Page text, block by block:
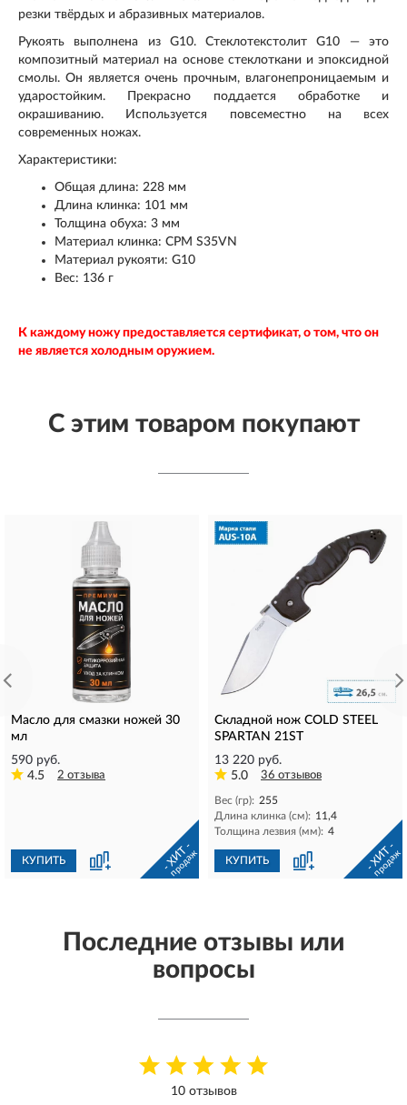
резки твёрдых и абразивных материалов.
Рукоять выполнена из G10. Стеклотекстолит G10 — это
композитный материал на основе стеклоткани и эпоксидной
смолы. Он является очень прочным, влагонепроницаемым и
ударостойким. Прекрасно поддается обработке и
окрашиванию. Используется повсеместно на всех
современных ножах.
Характеристики:
Общая длина: 228 мм
Длина клинка: 101 мм
Толщина обуха: 3 мм
Материал клинка: CPM S35VN
Материал рукояти: G10
Вес: 136 г
К каждому ножу предоставляется сертификат, о том, что он
не является холодным оружием.
С этим товаром покупают
Масло для смазки ножей 30
мл
590 руб.
4.5
2 отзыва
КУПИТЬ - ХИТ -
продаж
Складной нож COLD STEEL
SPARTAN 21ST
13 220 руб.
5.0
36 отзывов
Вес (гр): 255
Длина клинка (см): 11,4
Толщина лезвия (мм): 4
КУПИТЬ - ХИТ -
продаж
Последние отзывы или
вопросы
10 отзывов